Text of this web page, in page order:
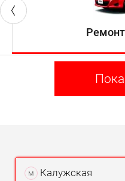
м Калужская